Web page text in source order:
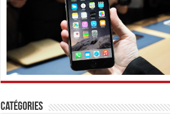
Catégories